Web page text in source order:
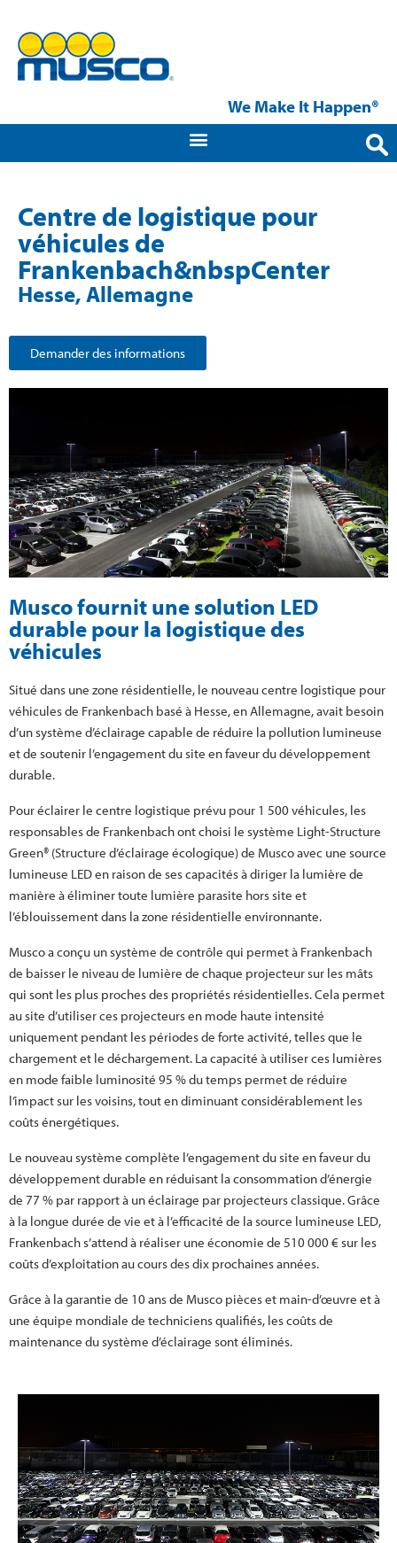
We Make It Happen®
Centre de logistique pour
véhicules de
Frankenbach&nbspCenter
Hesse, Allemagne
Demander des informations
Musco fournit une solution LED
durable pour la logistique des
véhicules
Situé dans une zone résidentielle, le nouveau centre logistique pour
véhicules de Frankenbach basé à Hesse, en Allemagne, avait besoin
d’un système d’éclairage capable de réduire la pollution lumineuse
et de soutenir l’engagement du site en faveur du développement
durable.
Pour éclairer le centre logistique prévu pour 1 500 véhicules, les
responsables de Frankenbach ont choisi le système Light-Structure
Green® (Structure d’éclairage écologique) de Musco avec une source
lumineuse LED en raison de ses capacités à diriger la lumière de
manière à éliminer toute lumière parasite hors site et
l’éblouissement dans la zone résidentielle environnante.
Musco a conçu un système de contrôle qui permet à Frankenbach
de baisser le niveau de lumière de chaque projecteur sur les mâts
qui sont les plus proches des propriétés résidentielles. Cela permet
au site d’utiliser ces projecteurs en mode haute intensité
uniquement pendant les périodes de forte activité, telles que le
chargement et le déchargement. La capacité à utiliser ces lumières
en mode faible luminosité 95 % du temps permet de réduire
l’impact sur les voisins, tout en diminuant considérablement les
coûts énergétiques.
Le nouveau système complète l’engagement du site en faveur du
développement durable en réduisant la consommation d’énergie
de 77 % par rapport à un éclairage par projecteurs classique. Grâce
à la longue durée de vie et à l’efficacité de la source lumineuse LED,
Frankenbach s’attend à réaliser une économie de 510 000 € sur les
coûts d’exploitation au cours des dix prochaines années.
Grâce à la garantie de 10 ans de Musco pièces et main-d’œuvre et à
une équipe mondiale de techniciens qualifiés, les coûts de
maintenance du système d’éclairage sont éliminés.